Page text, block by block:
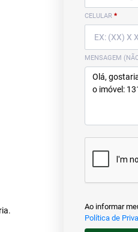
CELULAR *
MENSAGEM
Ao informar
Política de